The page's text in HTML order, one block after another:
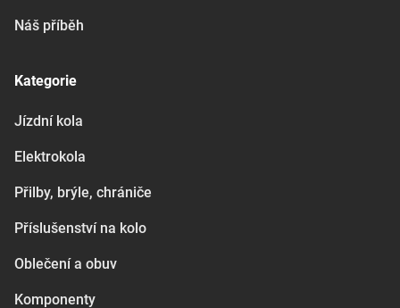
Náš příběh
Kategorie
Jízdní kola
Elektrokola
Přilby, brýle, chrániče
Příslušenství na kolo
Oblečení a obuv
Komponenty